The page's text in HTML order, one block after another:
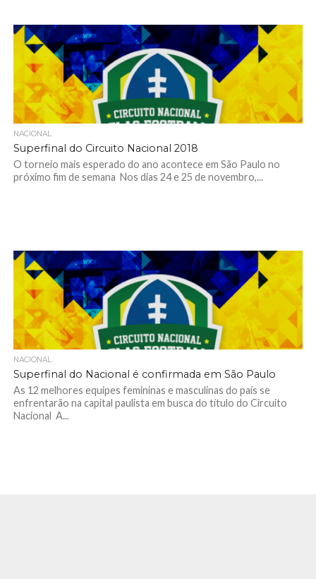
NACIONAL
Superfinal do Circuito Nacional 2018
O torneio mais esperado do ano acontece em São Paulo no
próximo fim de semana Nos dias 24 e 25 de novembro,...
NACIONAL
Superfinal do Nacional é confirmada em São Paulo
As 12 melhores equipes femininas e masculinas do país se
enfrentarão na capital paulista em busca do título do Circuito
Nacional A...